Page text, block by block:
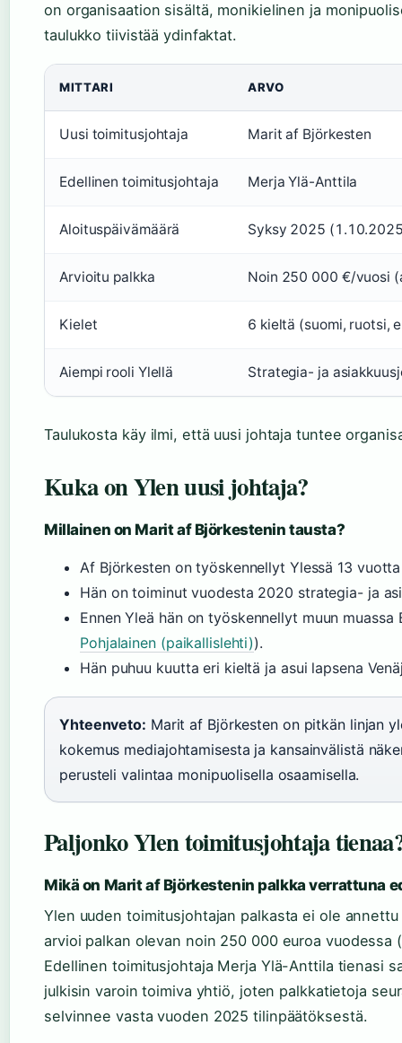
on organisaation sisältä, monikielinen ja
taulukko tiivistää ydinfaktat.
MITTARI ARVO
Uusi toimitusjohtaja Marit af Björkesten
Edellinen toimitusjohtaja Merja Ylä-Anttila
Aloituspäivämäärä Syksy 2025
Arvioitu palkka Noin 250 000 €/vuosi
Kielet 6 kieltä (suomi, ruotsi,
Aiempi rooli Ylellä Strategia- ja
Taulukosta käy ilmi, että uusi johtaja tuntee
Kuka on Ylen uusi johtaja?
Millainen on Marit af Björkestenin tausta?
Af Björkesten on työskennellyt Ylessä 13
Hän on toiminut vuodesta 2020 strategia- ja
Ennen Yleä hän on työskennellyt muun muassa
Pohjalainen (paikallislehti)).
Hän puhuu kuutta eri kieltä ja asui lapsena
Yhteenveto: Marit af Björkesten on pitkän linjan
kokemus mediajohtamisesta ja kansainvälistä
perusteli valintaa monipuolisella osaamisella.
Paljonko Ylen toimitusjohtaja
Mikä on Marit af Björkestenin palkka verrattuna
Ylen uuden toimitusjohtajan palkasta ei ole
arvioi palkan olevan noin 250 000 euroa vuodessa
Edellinen toimitusjohtaja Merja Ylä-Anttila tienasi
julkisin varoin toimiva yhtiö, joten palkkatietoja
selvinnee vasta vuoden 2025 tilinpäätöksestä.